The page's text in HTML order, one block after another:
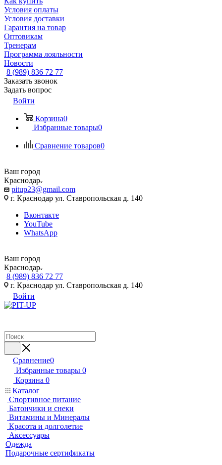
Условия оплаты
Условия доставки
Гарантия на товар
Оптовикам
Тренерам
Программа лояльности
Новости
8 (989) 836 72 77
Заказать звонок
Задать вопрос
Войти
Корзина0
Избранные товары0
Сравнение товаров0
Ваш город
Краснодар
pitup23@gmail.com
г. Краснодар ул. Ставропольская д. 140
Вконтакте
YouTube
WhatsApp
Ваш город
Краснодар
8 (989) 836 72 77
г. Краснодар ул. Ставропольская д. 140
Войти
Сравнение0
Избранные товары 0
Корзина 0
Каталог
Спортивное питание
Батончики и снеки
Витамины и Минералы
Красота и долголетие
Аксессуары
Одежда
Подарочные сертификаты